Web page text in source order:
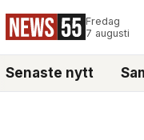
Fredag
7 augusti
Senaste nytt